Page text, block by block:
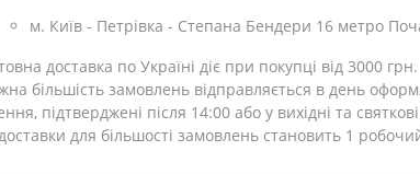
м. Київ - Петрівка - Степана Бендери 16 метро
доставка по Україні діє при покупці від 3000 грн.
більшість замовлень відправляється в день
підтверджені після 14:00 або у вихідні та
для більшості замовлень становить 1